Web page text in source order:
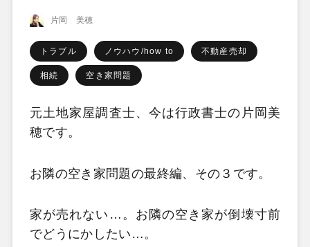
片岡 美穂
トラブル ノウハウ/how to 不動産売却
相続 空き家問題
元土地家屋調査士、今は行政書士の片岡美
穂です。
お隣の空き家問題の最終編、その３です。
家が売れない…。お隣の空き家が倒壊寸前
でどうにかしたい…。